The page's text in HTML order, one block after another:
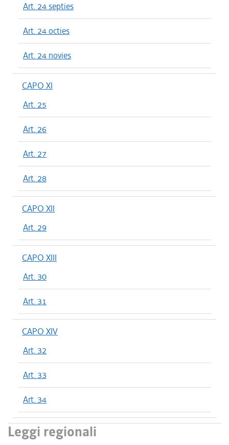
Art. 24 septies
Art. 24 octies
Art. 24 novies
CAPO XI
Art. 25
Art. 26
Art. 27
Art. 28
CAPO XII
Art. 29
CAPO XIII
Art. 30
Art. 31
CAPO XIV
Art. 32
Art. 33
Art. 34
Leggi regionali